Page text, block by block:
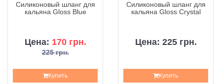
Силиконовый шланг для
кальяна Gloss Blue
Цена: 170 грн.
225 грн.
Купить
Силиконовый шланг для
кальяна Gloss Crystal
Цена: 225 грн.
Купить